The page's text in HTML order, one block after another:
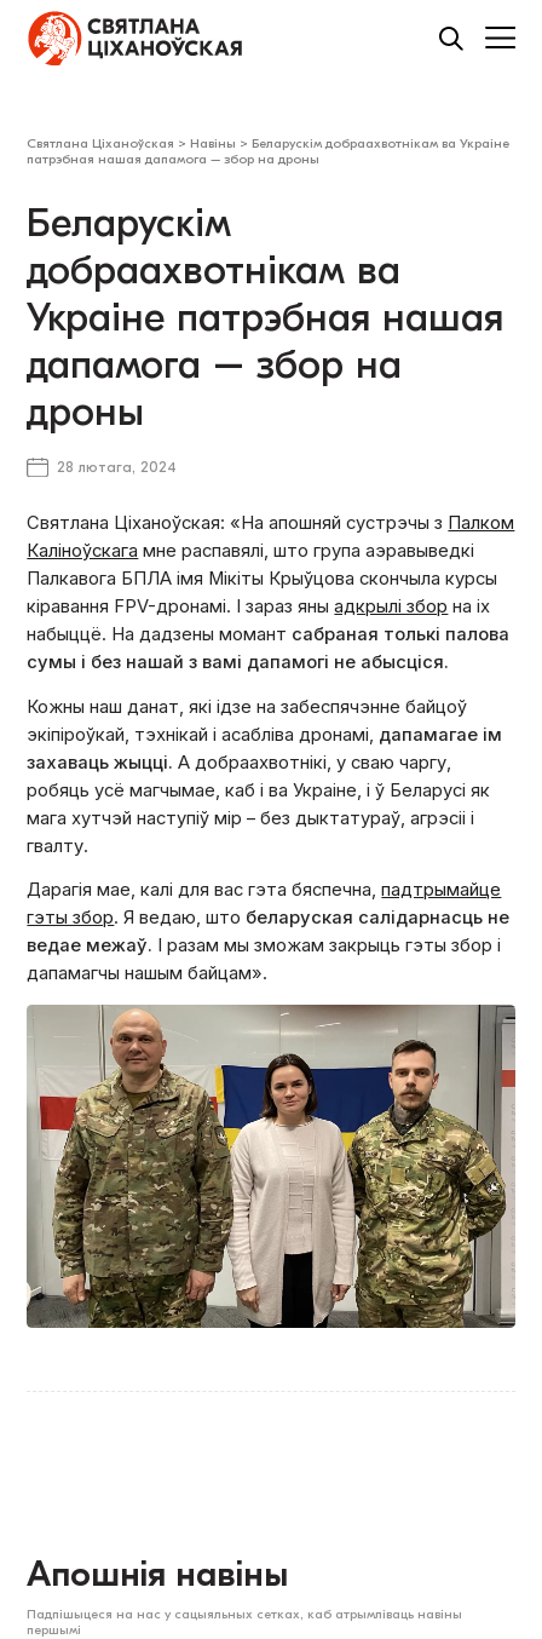
Святлана Ціханоўская > Навіны > Беларускім добраахвотнікам ва Украіне
патрэбная нашая дапамога – збор на дроны
Беларускім
добраахвотнікам ва
Украіне патрэбная нашая
дапамога – збор на
дроны
28 лютага, 2024
Святлана Ціханоўская: «На апошняй сустрэчы з Палком
Каліноўскага мне распавялі, што група аэравыведкі
Палкавога БПЛА імя Мікіты Крыўцова скончыла курсы
кіравання FPV-дронамі. І зараз яныадкрылі збор на іх
набыццё. На дадзены момант сабраная толькі палова
сумы і без нашай з вамі дапамогі не абысціся.
Кожны наш данат, які ідзе на забеспячэнне байцоў
экіпіроўкай, тэхнікай і асабліва дронамі, дапамагае ім
захаваць жыцці. А добраахвотнiкi, у сваю чаргу,
робяць усё магчымае, каб і ва Украіне, і ў Беларусі як
мага хутчэй наступіў мір – без дыктатураў, агрэcii і
гвалту.
Дарагія мае, калі для вас гэта бяспечна,падтрымайце
гэты збор. Я ведаю, што беларуская салідарнасць не
ведае межаў. І разам мы зможам закрыць гэты збор і
дапамагчы нашым байцам».
Апошнія навіны
Падпішыцеся на нас у сацыяльных сетках, каб атрымліваць навіны
першымі